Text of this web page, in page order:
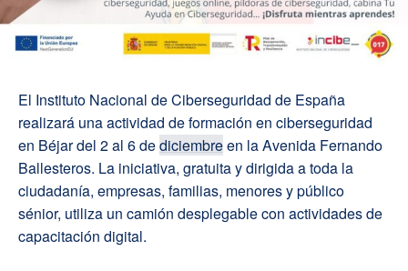
El Instituto Nacional de Ciberseguridad de España
realizará una actividad de formación en ciberseguridad
en Béjar del 2 al 6 dediciembreen la Avenida Fernando
Ballesteros. La iniciativa, gratuita y dirigida a toda la
ciudadanía, empresas, familias, menores y público
sénior, utiliza un camión desplegable con actividades de
capacitación digital.